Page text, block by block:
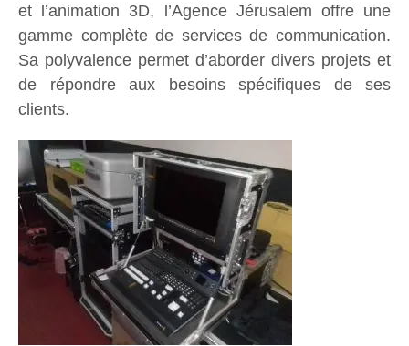
et l’animation 3D, l’Agence Jérusalem offre une
gamme complète de services de communication.
Sa polyvalence permet d’aborder divers projets et
de répondre aux besoins spécifiques de ses
clients.